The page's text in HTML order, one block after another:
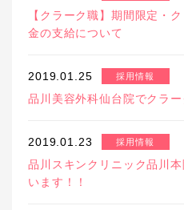
【クラーク職】期間限定・
金の支給について
2019.01.25 採用情報
品川美容外科仙台院でクラ
2019.01.23 採用情報
品川スキンクリニック品川
います！！